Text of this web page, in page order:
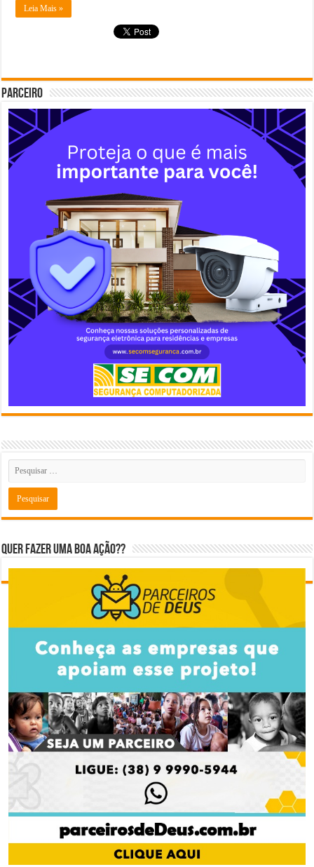
Leia Mais »
Parceiro
Quer fazer uma boa ação??